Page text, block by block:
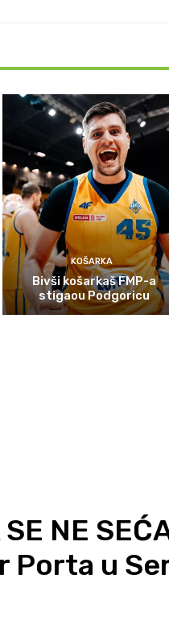
KOŠARKA
Bivši košarkaš FMP-a
stigaou Podgoricu